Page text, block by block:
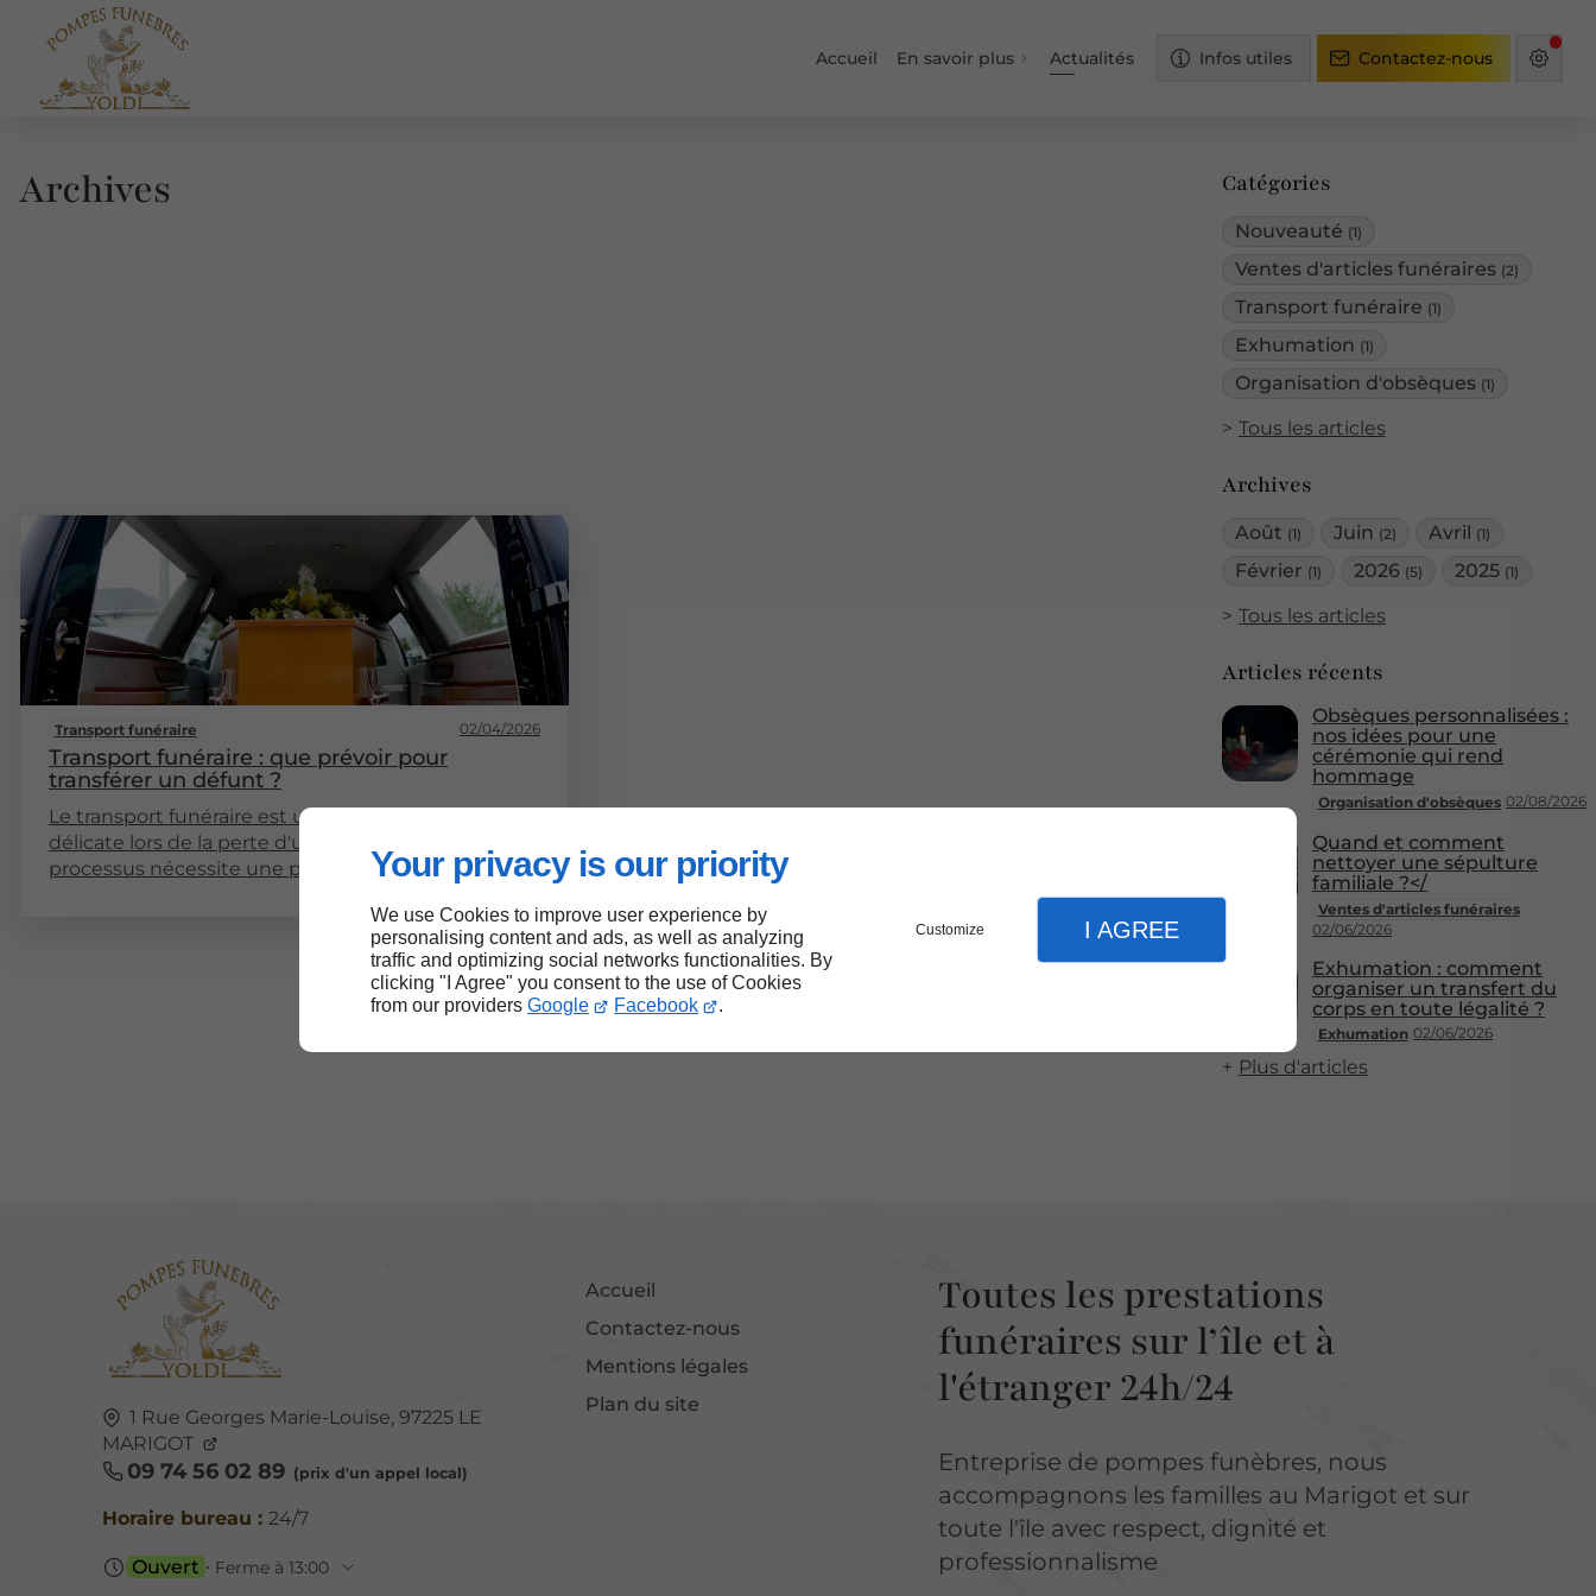
Your privacy is our priority
We use Cookies to improve user experience by
personalising content and ads, as well as analyzing
traffic and optimizing social networks functionalities. By
clicking "I Agree" you consent to the use of Cookies
from our providers Google Facebook .
Customize I AGREE
Accueil En savoir plus Actualités Infos utiles Contactez-nous
Catégories
Nouveauté (1)
Ventes d'articles funéraires (2)
Transport funéraire (1)
Exhumation (1)
Organisation d'obsèques (1)
Tous les articles
Archives
Août (1) Juin (2) Avril (1)
Février (1) 2026 (5) 2025 (1)
Tous les articles
Articles récents
Organisation d'obsèques 02/08/2026
Obsèques personnalisées :
nos idées pour une
cérémonie qui rend
hommage
Ventes d'articles funéraires
02/06/2026
Quand et comment
nettoyer une sépulture
familiale ?</
Exhumation 02/06/2026
Exhumation : comment
organiser un transfert du
corps en toute légalité ?
Plus d'articles
Archives
Transport funéraire 02/04/2026
Transport funéraire : que prévoir pour
transférer un défunt ?
Le transport funéraire est une étape essentielle et
délicate lors de la perte d'un être cher. Ce
processus nécessite une préparation minutieuse et
mémoire du défunt tout en répondant aux
exigences légales et logistiques. Cet article vise à
explorer les différents aspects du transport
funéraire, en abordant les étapes à suivre, les
1 Rue Georges Marie-Louise, 97225 LE
MARIGOT
09 74 56 02 89
Horaire bureau : 24/7
Ouvert ⋅ Ferme à 13:00
Accueil
Contactez-nous
Mentions légales
Plan du site
Toutes les prestations
funéraires sur l’île et à
l'étranger 24h/24
Entreprise de pompes funèbres, nous
accompagnons les familles au Marigot et sur
toute l'île avec respect, dignité et
professionnalisme